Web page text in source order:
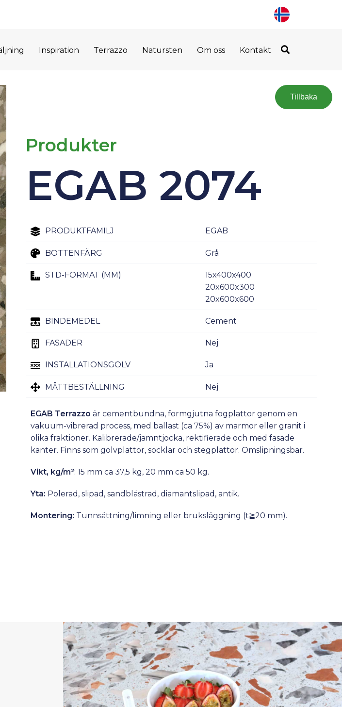
Inspiration Terrazzo Natursten Om oss Kontakt
Tillbaka
Produkter
EGAB 2074
PRODUKTFAMILJ EGAB
BOTTENFÄRG Grå
STD-FORMAT (MM)
15x400x400
20x600x300
20x600x600
BINDEMEDEL Cement
FASADER Nej
INSTALLATIONSGOLV Ja
MÅTTBESTÄLLNING Nej
EGAB Terrazzo är cementbundna, formgjutna fogplattor genom en
vakuum-vibrerad process, med ballast (ca 75%) av marmor eller granit i
olika fraktioner. Kalibrerade/jämntjocka, rektifierade och med fasade
kanter. Finns som golvplattor, socklar och stegplattor. Omslipningsbar.
Vikt, kg/m²: 15 mm ca 37,5 kg, 20 mm ca 50 kg.
Yta: Polerad, slipad, sandblästrad, diamantslipad, antik.
Montering: Tunnsättning/limning eller bruksläggning (t≧20 mm).